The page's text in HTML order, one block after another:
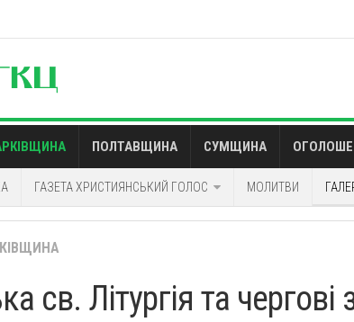
ПОЛТАВЩИНА СУМЩИНА
ГАЗЕТА ХРИСТИЯНСЬКИЙ ГОЛОС МОЛИТВИ
св. Літургія та чергові